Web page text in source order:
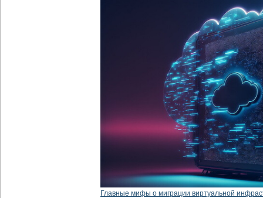
Главные мифы о миграции виртуальной